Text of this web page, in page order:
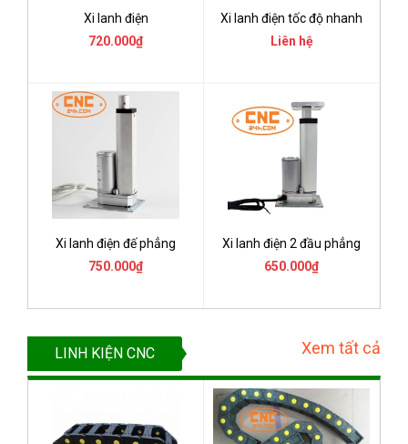
Xi lanh điện
720.000₫
Xi lanh điện tốc độ nhanh
Liên hệ
Xi lanh điện đế phẳng
750.000₫
Xi lanh điện 2 đầu phẳng
650.000₫
LINH KIỆN CNC Xem tất cả